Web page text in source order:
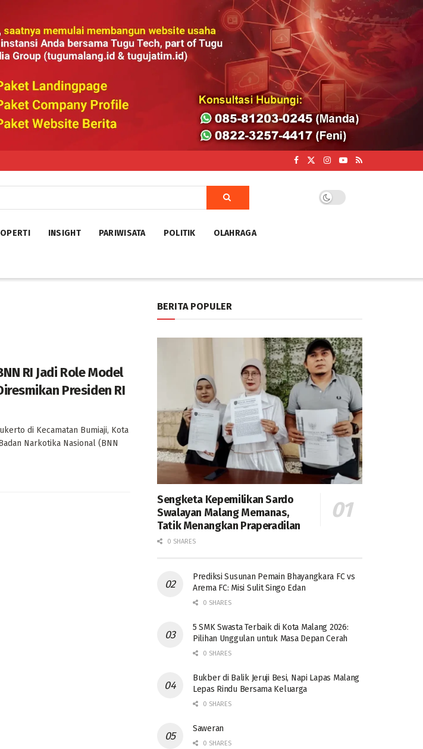
INSIGHT PARIWISATA POLITIK OLAHRAGA
RI Jadi Role Model
Presiden RI
di Kecamatan Bumiaji, Kota
Narkotika Nasional (BNN
BERITA POPULER
Sengketa Kepemilikan Sardo
Swalayan Malang Memanas,
Tatik Menangkan Praperadilan
0 SHARES
Prediksi Susunan Pemain Bhayangkara FC vs
Arema FC: Misi Sulit Singo Edan
0 SHARES
5 SMK Swasta Terbaik di Kota Malang 2026:
Pilihan Unggulan untuk Masa Depan Cerah
0 SHARES
Bukber di Balik Jeruji Besi, Napi Lapas Malang
Lepas Rindu Bersama Keluarga
0 SHARES
Saweran
0 SHARES